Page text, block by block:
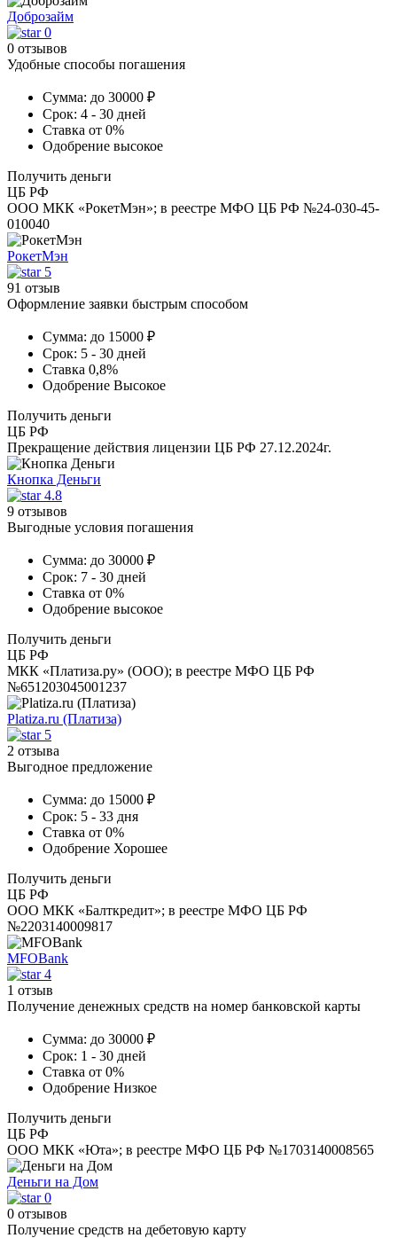
Доброзайм
0
0 отзывов
Удобные способы погашения
Сумма: до 30000 ₽
Срок: 4 - 30 дней
Ставка от 0%
Одобрение высокое
Получить деньги
ЦБ РФ
ООО МКК «РокетМэн»; в реестре МФО ЦБ РФ №24-030-45-
010040
РокетМэн
5
91 отзыв
Оформление заявки быстрым способом
Сумма: до 15000 ₽
Срок: 5 - 30 дней
Ставка 0,8%
Одобрение Высокое
Получить деньги
ЦБ РФ
Прекращение действия лицензии ЦБ РФ 27.12.2024г.
Кнопка Деньги
4.8
9 отзывов
Выгодные условия погашения
Сумма: до 30000 ₽
Срок: 7 - 30 дней
Ставка от 0%
Одобрение высокое
Получить деньги
ЦБ РФ
МКК «Платиза.ру» (ООО); в реестре МФО ЦБ РФ
№651203045001237
Platiza.ru (Платиза)
5
2 отзыва
Выгодное предложение
Сумма: до 15000 ₽
Срок: 5 - 33 дня
Ставка от 0%
Одобрение Хорошее
Получить деньги
ЦБ РФ
ООО МКК «Балткредит»; в реестре МФО ЦБ РФ
№2203140009817
MFOBank
4
1 отзыв
Получение денежных средств на номер банковской карты
Сумма: до 30000 ₽
Срок: 1 - 30 дней
Ставка от 0%
Одобрение Низкое
Получить деньги
ЦБ РФ
ООО МКК «Юта»; в реестре МФО ЦБ РФ №1703140008565
Деньги на Дом
0
0 отзывов
Получение средств на дебетовую карту